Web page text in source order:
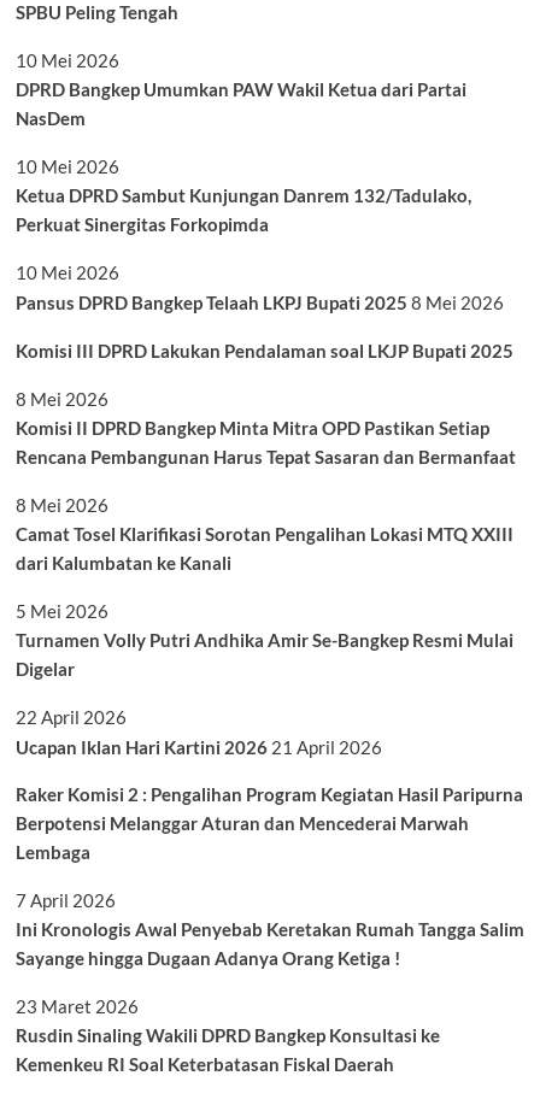
SPBU Peling Tengah
10 Mei 2026
DPRD Bangkep Umumkan PAW Wakil Ketua dari Partai
NasDem
10 Mei 2026
Ketua DPRD Sambut Kunjungan Danrem 132/Tadulako,
Perkuat Sinergitas Forkopimda
10 Mei 2026
Pansus DPRD Bangkep Telaah LKPJ Bupati 2025 8 Mei 2026
Komisi III DPRD Lakukan Pendalaman soal LKJP Bupati 2025
8 Mei 2026
Komisi II DPRD Bangkep Minta Mitra OPD Pastikan Setiap
Rencana Pembangunan Harus Tepat Sasaran dan Bermanfaat
8 Mei 2026
Camat Tosel Klarifikasi Sorotan Pengalihan Lokasi MTQ XXIII
dari Kalumbatan ke Kanali
5 Mei 2026
Turnamen Volly Putri Andhika Amir Se-Bangkep Resmi Mulai
Digelar
22 April 2026
Ucapan Iklan Hari Kartini 2026 21 April 2026
Raker Komisi 2 : Pengalihan Program Kegiatan Hasil Paripurna
Berpotensi Melanggar Aturan dan Mencederai Marwah
Lembaga
7 April 2026
Ini Kronologis Awal Penyebab Keretakan Rumah Tangga Salim
Sayange hingga Dugaan Adanya Orang Ketiga !
23 Maret 2026
Rusdin Sinaling Wakili DPRD Bangkep Konsultasi ke
Kemenkeu RI Soal Keterbatasan Fiskal Daerah